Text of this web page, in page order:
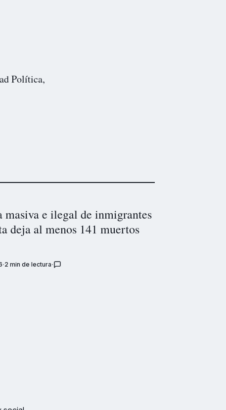
Política,
masiva e ilegal de inmigrantes
deja al menos 141 muertos
2 min de lectura